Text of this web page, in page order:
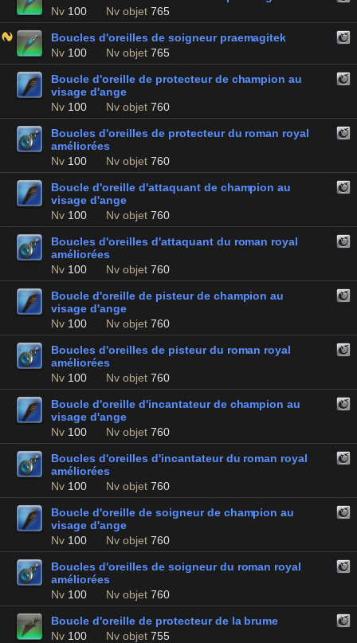
Nv 100 Nv objet 765
Boucles d'oreilles de soigneur praemagitek
Nv 100 Nv objet 765
Boucle d'oreille de protecteur de champion au
visage d'ange
Nv 100 Nv objet 760
Boucles d'oreilles de protecteur du roman royal
améliorées
Nv 100 Nv objet 760
Boucle d'oreille d'attaquant de champion au
visage d'ange
Nv 100 Nv objet 760
Boucles d'oreilles d'attaquant du roman royal
améliorées
Nv 100 Nv objet 760
Boucle d'oreille de pisteur de champion au
visage d'ange
Nv 100 Nv objet 760
Boucles d'oreilles de pisteur du roman royal
améliorées
Nv 100 Nv objet 760
Boucle d'oreille d'incantateur de champion au
visage d'ange
Nv 100 Nv objet 760
Boucles d'oreilles d'incantateur du roman royal
améliorées
Nv 100 Nv objet 760
Boucle d'oreille de soigneur de champion au
visage d'ange
Nv 100 Nv objet 760
Boucles d'oreilles de soigneur du roman royal
améliorées
Nv 100 Nv objet 760
Boucle d'oreille de protecteur de la brume
Nv 100 Nv objet 755